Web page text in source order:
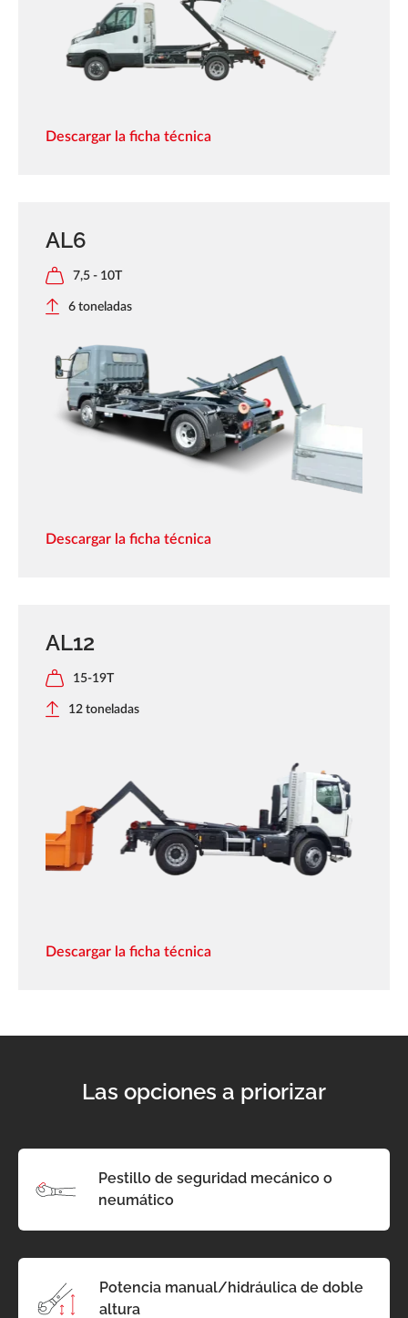
Descargar la ficha técnica
AL6
7,5 - 10T
6 toneladas
Descargar la ficha técnica
AL12
15-19T
12 toneladas
Descargar la ficha técnica
Las opciones a priorizar
Pestillo de seguridad mecánico o
neumático
Potencia manual/hidráulica de doble
altura